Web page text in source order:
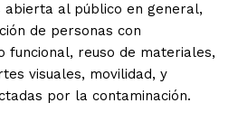
abierta al público en general,
de personas con
funcional, reuso de materiales,
visuales, movilidad, y
por la contaminación.